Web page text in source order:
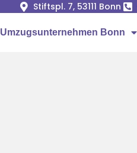
Stiftspl. 7, 53111 Bonn
Umzugsunternehmen Bonn